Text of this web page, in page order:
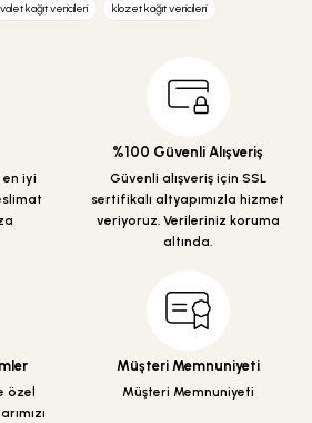
ederiz.
veya görüntülenemiyor.
bilgiler bulunuyor.
daha pahalı.
olmalı.
kağıt vericileri klozet kağıt vericileri
en iyi
%100 Güvenli Alışveriş
Güvenli alışveriş için SSL
sertifikalı altyapımızla hizmet
veriyoruz. Verileriniz koruma
altında.
özel
Müşteri Memnuniyeti
Müşteri Memnuniyeti